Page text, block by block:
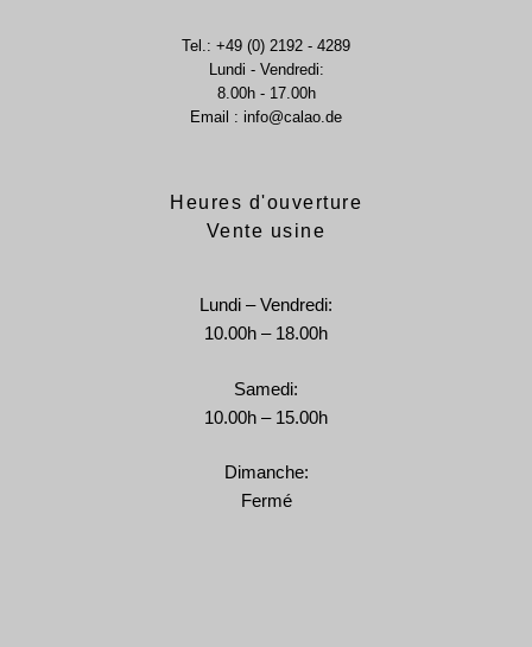
Tel.: +49 (0) 2192 - 4289
Lundi - Vendredi:
8.00h - 17.00h
Email : info@calao.de
Heures d'ouverture
Vente usine
Lundi – Vendredi:
10.00h – 18.00h
Samedi:
10.00h – 15.00h
Dimanche:
Fermé